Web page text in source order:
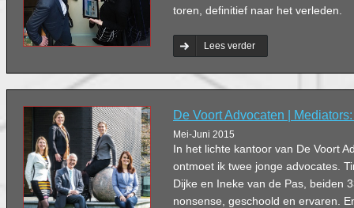
toren, definitief naar het verleden.
Lees verder
De Voort Advocaten |
Mei-Juni 2015
In het lichte kantoor van De Voort
ontmoet ik twee jonge advocates.
Dijke en Ineke van de Pas, beiden
nonsense, geschoold en ervaren.